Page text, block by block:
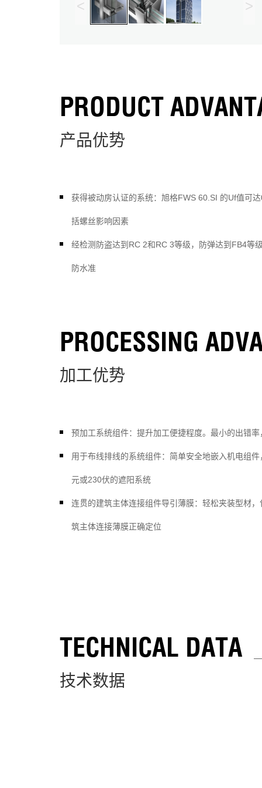
< >
PRODUCT
产品优势
获得被动房认证的系统：旭格FWS 60.SI 的Uf值可
括螺丝影响因素
经检测防盗达到RC 2和RC 3等级，防弹达到FB4等
防水准
PROCESSING
加工优势
预加工系统组件：提升加工便捷程度。最小的出错
用于布线排线的系统组件：简单安全地嵌入机电组
元或230伏的遮阳系统
连贯的建筑主体连接组件导引薄膜：轻松夹装型材
筑主体连接薄膜正确定位
TECHNICAL DATA
技术数据